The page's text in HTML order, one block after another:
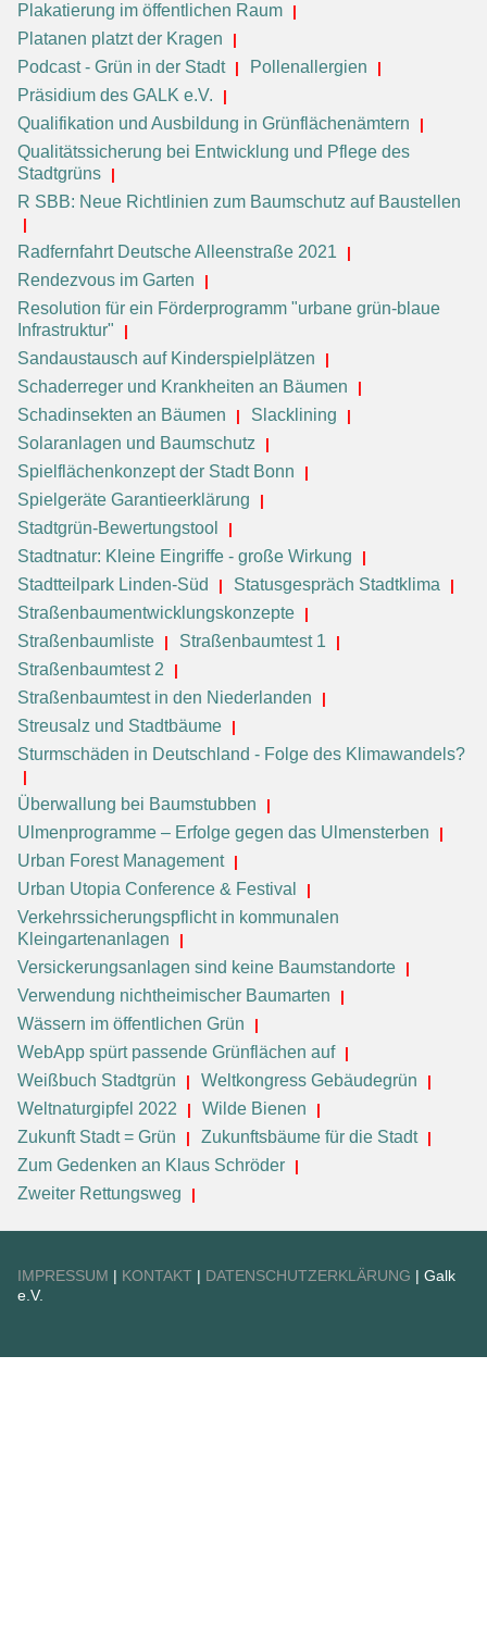
Plakatierung im öffentlichen Raum
Platanen platzt der Kragen
Podcast - Grün in der Stadt
Pollenallergien
Präsidium des GALK e.V.
Qualifikation und Ausbildung in Grünflächenämtern
Qualitätssicherung bei Entwicklung und Pflege des
Stadtgrüns
R SBB: Neue Richtlinien zum Baumschutz auf Baustellen
Radfernfahrt Deutsche Alleenstraße 2021
Rendezvous im Garten
Resolution für ein Förderprogramm "urbane grün-blaue
Infrastruktur"
Sandaustausch auf Kinderspielplätzen
Schaderreger und Krankheiten an Bäumen
Schadinsekten an Bäumen
Slacklining
Solaranlagen und Baumschutz
Spielflächenkonzept der Stadt Bonn
Spielgeräte Garantieerklärung
Stadtgrün-Bewertungstool
Stadtnatur: Kleine Eingriffe - große Wirkung
Stadtteilpark Linden-Süd
Statusgespräch Stadtklima
Straßenbaumentwicklungskonzepte
Straßenbaumliste
Straßenbaumtest 1
Straßenbaumtest 2
Straßenbaumtest in den Niederlanden
Streusalz und Stadtbäume
Sturmschäden in Deutschland - Folge des Klimawandels?
Überwallung bei Baumstubben
Ulmenprogramme – Erfolge gegen das Ulmensterben
Urban Forest Management
Urban Utopia Conference & Festival
Verkehrssicherungspflicht in kommunalen
Kleingartenanlagen
Versickerungsanlagen sind keine Baumstandorte
Verwendung nichtheimischer Baumarten
Wässern im öffentlichen Grün
WebApp spürt passende Grünflächen auf
Weißbuch Stadtgrün
Weltkongress Gebäudegrün
Weltnaturgipfel 2022
Wilde Bienen
Zukunft Stadt = Grün
Zukunftsbäume für die Stadt
Zum Gedenken an Klaus Schröder
Zweiter Rettungsweg
IMPRESSUM | KONTAKT | DATENSCHUTZERKLÄRUNG | Galk
e.V.